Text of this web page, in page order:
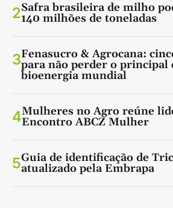
2Safra brasileira de milho
140 milhões de toneladas
3Fenasucro & Agrocana:
para não perder o principal
bioenergia mundial
4Mulheres no Agro reúne
Encontro ABCZ Mulher
5Guia de identificação de
atualizado pela Embrapa